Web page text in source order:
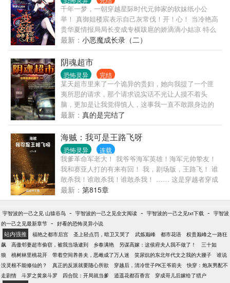
与奇迹们相遇后的故事，也是一名外来者搅风搅雨的
事迹，同时也是一群年轻人因为互相受刺激，疯狂大
变的“时代”。（无系统流，单女主？）
千年一梦，一朝穿越星际时代元帅家的软妹纸小公
举！ 真御姐楼宸表示自己灰常伐！开！心！ 当冷艳高
贵华夏情报局局长变成专横跋扈的娇滴滴小姑凉 特么
满心开心得到一个系统，别名居然叫“狗屎运” 呵呵！
无能少女华丽变身，闪瞎了大联邦无数俊才贵公子的
狗眼！ 星际联邦！星河灿烂！科技纵横的年代！瑰丽
无边的宇宙！ 楼宸磨刀霍霍，一脸正经的打算征服宇
宙 在变态系统的英明指导下，掌握着变态技能，契约
着变态的异兽，楼宸泪流满面的在变态的路上撒丫子
狂奔一去不复还！ 虐渣篇： 姚若若楚楚可怜站在楼宸
面前，她旁边一个神情傲慢长得很小白脸的男子嘲笑
着：“呦！这不是废物大小姐嘛？今天被老师骂怎么没
回去哭啊！” 楼宸若有所思看着小白脸，突然冲过去怕
哩啪啦一顿....... 小白脸怒骂道：“卧槽！你丫…....” 继
续噼里啪啦...... “你妹的贱人！.........” 依然噼里啪
啦....... 良久，楼宸叹了口气，对着身下半死不活的小
白脸怜惜道：“我家承力墙昨天刚坏，今天你就来帮我
发泄情绪，真是让我很欣慰！” 小白脸一口血喷出，晕
了过去，楼宸感叹道：“只可惜身体有点虚……” 姚若
若惊呆，众人风化 卧槽！说好的废物无能皮脆血薄
呢！ 调戏篇： 深更半夜，楼宸被某个变态系统要求去
做一件事！一件大事！ 她打算去勾搭个队友 于是，某
个冷酷淡漠的禁欲男神拉开阳台窗帘，从上面倒挂一
张脸：“哥们，约不？” 男神拉上窗帘，上床睡觉 于
是，某个妖孽勾魂的魅色男神衣衫半露，楼宸一脸严
肃：“有一项生死悠关的大事，需要你的帮助！” 男神
似笑非笑留下个媚眼，然后关灯 于是，某个温润如水
最新： 小恶魔成长录（二）
阴魂超市
恐怖灵异 完结
某天超市里来了一个诡异的贵妇，她向我提了一个匪
夷所思的请求，那个请求说实话不光让人摸不着头
脑，更加是让我觉得慎人，这事我一直不敢跟身边的
人说，可憋在心里又堵得慌，只能来网上一吐为快。
最新： 真的是完结了
海贼：我可是王路飞呀
恐怖灵异 连载
我爹革命军老大！ 我爷爷海军英雄！海军元帅挚友！
我和赛亚人打的有来有回！ 我，剧场版，王路飞！ 谁
敢杀我！谁敢杀我！谁敢杀我！ …… 这是穿越者穿成
了王路飞，没有选择吃下那颗代表着命运果实的故
事。
最新： 第815章
宇智波的一己之见 山猿谷鸟 - 宇智波的一己之见全文阅读 - 宇智波的一己之见txt下载 - 宇智波
的一己之见最新章节 - 好看的恐怖灵异小说
站内强推 福艳之都市后宫 圣上轻点罚，暗卫又哭了 武炼巅峰 都市花语
权贵巅峰之一路狂
飙
高傲邻妻超市偷窃，被我当场逮到 乡春满艳 另谋高嫁：这侯府夫人我不做了！
三十如
狼
桃树林里桃花开 带着空间养兽夫，恶雌成了万人迷 笑尿炕的东北年代文之我的大腰子
谁说
没灵根不能修仙的？
真正的反派就要随心所欲 穿越后，清冷世子PK王爷前夫
快穿：炮灰男配不
走剧情
斗罗之黄泉斗罗 四合院：开局就当爹 逍遥花都百香宫 穿成哥儿后嫁给了猎户